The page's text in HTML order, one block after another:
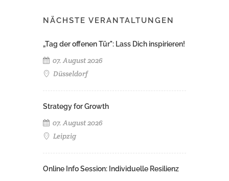
NÄCHSTE VERANTALTUNGEN
„Tag der offenen Tür": Lass Dich inspirieren!
07. August 2026
Düsseldorf
Strategy for Growth
07. August 2026
Leipzig
Online Info Session: Individuelle Resilienz